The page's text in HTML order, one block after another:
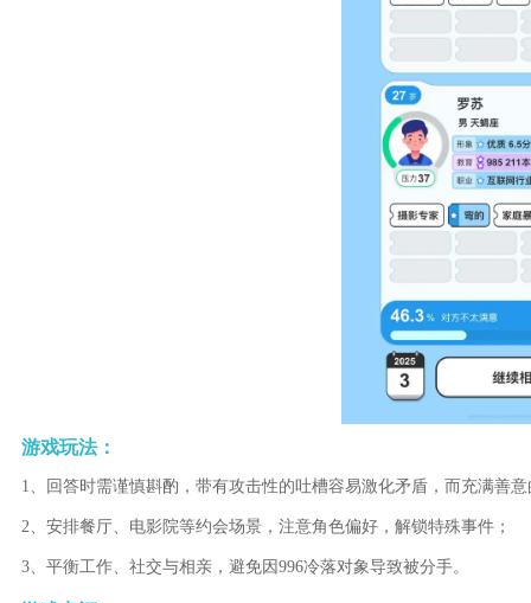
游戏玩法：
1、回答时需谨慎斟酌，带有攻击性的吐槽容易激化矛盾，而充满善
2、安排餐厅、电影院等约会场景，注意角色偏好，解锁特殊事件；
3、平衡工作、社交与相亲，避免因996冷落对象导致被分手。